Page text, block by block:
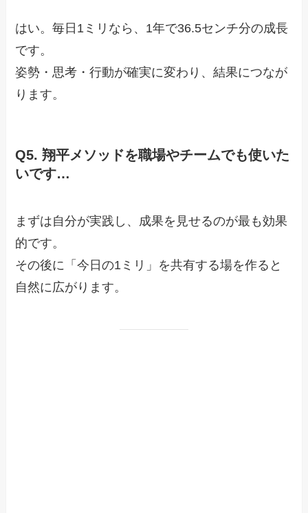
はい。毎日1ミリなら、1年で36.5センチ分の成長
です。
姿勢・思考・行動が確実に変わり、結果につなが
ります。
Q5. 翔平メソッドを職場やチームでも使いた
いです…
まずは自分が実践し、成果を見せるのが最も効果
的です。
その後に「今日の1ミリ」を共有する場を作ると
自然に広がります。